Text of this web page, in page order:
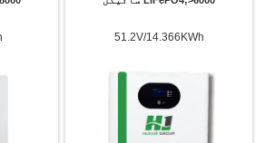
51.2V/14.366KWh